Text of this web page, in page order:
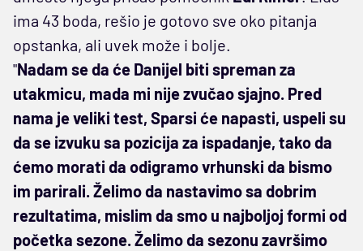
ima 43 boda, rešio je gotovo sve oko pitanja
opstanka, ali uvek može i bolje.
"Nadam se da će Danijel biti spreman za
utakmicu, mada mi nije zvučao sjajno. Pred
nama je veliki test, Sparsi će napasti, uspeli su
da se izvuku sa pozicija za ispadanje, tako da
ćemo morati da odigramo vrhunski da bismo
im parirali. Želimo da nastavimo sa dobrim
rezultatima, mislim da smo u najboljoj formi od
početka sezone. Želimo da sezonu završimo